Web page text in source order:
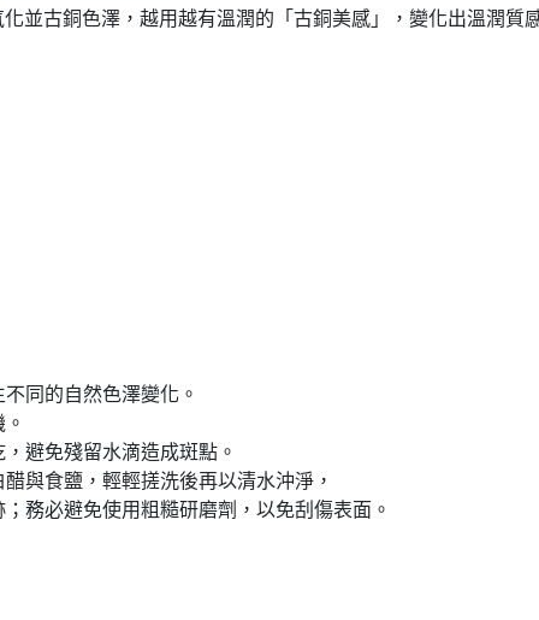
並古銅色澤，越用越有溫潤的「古銅美感」，變化出溫潤質
同的自然色澤變化。
避免殘留水滴造成斑點。
與食鹽，輕輕搓洗後再以清水沖淨，
務必避免使用粗糙研磨劑，以免刮傷表面。